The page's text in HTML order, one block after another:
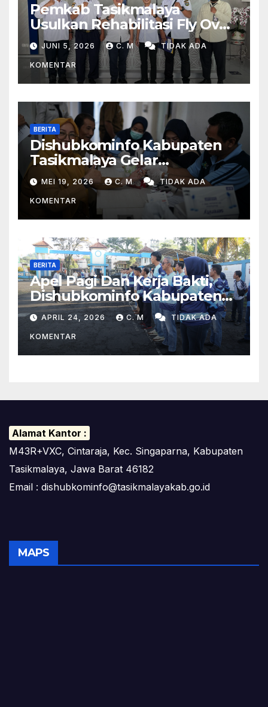
Pemkab Tasikmalaya
Usulkan Rehabilitasi Fly Over
Dan Penambahan Layanan
Kereta Api Di Rajapolah
JUNI 5, 2026 C. M TIDAK ADA
KOMENTAR
BERITA
Dishubkominfo Kabupaten
Tasikmalaya Gelar
Pemeriksaan Kesehatan Bagi
Para Pegawai
MEI 19, 2026 C. M TIDAK ADA
KOMENTAR
BERITA
Apel Pagi Dan Kerja Bakti,
Dishubkominfo Kabupaten
Tasikmalaya Ciptakan
Lingkungan Kerja Yang Sehat
APRIL 24, 2026 C. M TIDAK ADA
KOMENTAR
Alamat Kantor :
M43R+VXC, Cintaraja, Kec. Singaparna, Kabupaten
Tasikmalaya, Jawa Barat 46182
Email : dishubkominfo@tasikmalayakab.go.id
MAPS